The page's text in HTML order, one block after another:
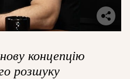
концепцію
розшуку